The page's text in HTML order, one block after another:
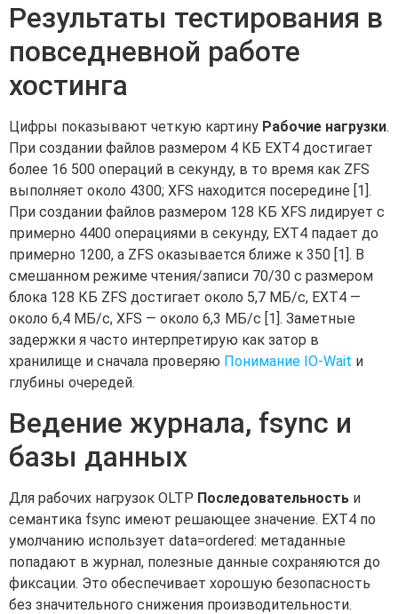
Результаты тестирования в
повседневной работе
хостинга
Цифры показывают четкую картину Рабочие нагрузки.
При создании файлов размером 4 КБ EXT4 достигает
более 16 500 операций в секунду, в то время как ZFS
выполняет около 4300; XFS находится посередине [1].
При создании файлов размером 128 КБ XFS лидирует с
примерно 4400 операциями в секунду, EXT4 падает до
примерно 1200, а ZFS оказывается ближе к 350 [1]. В
смешанном режиме чтения/записи 70/30 с размером
блока 128 КБ ZFS достигает около 5,7 МБ/с, EXT4 —
около 6,4 МБ/с, XFS — около 6,3 МБ/с [1]. Заметные
задержки я часто интерпретирую как затор в
хранилище и сначала проверяю Понимание IO-Wait и
глубины очередей.
Ведение журнала, fsync и
базы данных
Для рабочих нагрузок OLTP Последовательность и
семантика fsync имеют решающее значение. EXT4 по
умолчанию использует data=ordered: метаданные
попадают в журнал, полезные данные сохраняются до
фиксации. Это обеспечивает хорошую безопасность
без значительного снижения производительности.